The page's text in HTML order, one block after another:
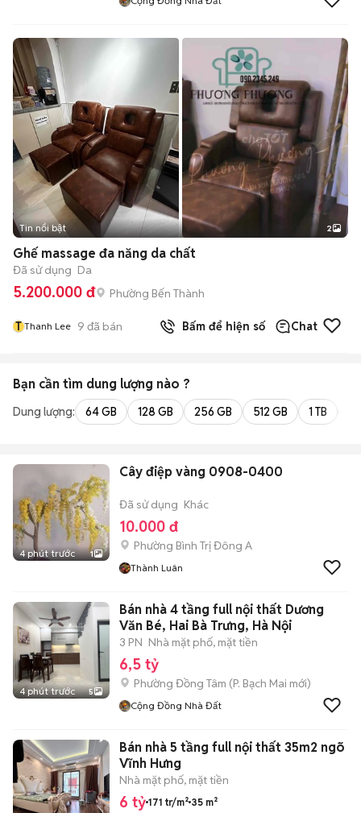
Tin nổi bật 2
Ghế massage đa năng da chất
Đã sử dụng Da
5.200.000 đ Phường Bến Thành
T Thanh Lee 9 đã bán Bấm để hiện số Chat
Bạn cần tìm dung lượng nào ?
Dung lượng: 64 GB 128 GB 256 GB 512 GB 1 TB
4 phút trước 1
Cây điệp vàng 0908-0400
Đã sử dụng Khác
10.000 đ
Phường Bình Trị Đông A
Thành Luân
4 phút trước 5
Bán nhà 4 tầng full nội thất Dương
Văn Bé, Hai Bà Trưng, Hà Nội
3 PN Nhà mặt phố, mặt tiền
6,5 tỷ
Phường Đồng Tâm (P. Bạch Mai mới)
Cộng Đồng Nhà Đất
Bán nhà 5 tầng full nội thất 35m2 ngõ
Vĩnh Hưng
Nhà mặt phố, mặt tiền
6 tỷ 171 tr/m² 35 m²